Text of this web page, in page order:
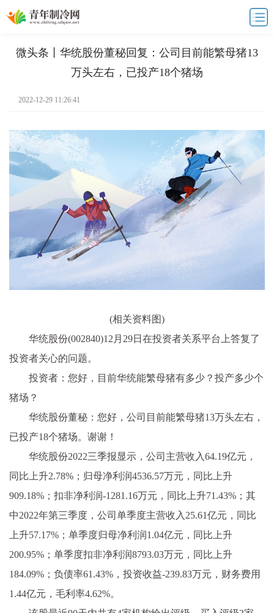
微头条丨华统股份董秘回复：公司目前能繁母猪13
万头左右，已投产18个猪场
2022-12-29 11:26:41
(相关资料图)
华统股份(002840)12月29日在投资者关系平台上答复了
投资者关心的问题。
投资者：您好，目前华统能繁母猪有多少？投产多少个
猪场？
华统股份董秘：您好，公司目前能繁母猪13万头左右，
已投产18个猪场。谢谢！
华统股份2022三季报显示，公司主营收入64.19亿元，
同比上升2.78%；归母净利润4536.57万元，同比上升
909.18%；扣非净利润-1281.16万元，同比上升71.43%；其
中2022年第三季度，公司单季度主营收入25.61亿元，同比
上升57.17%；单季度归母净利润1.04亿元，同比上升
200.95%；单季度扣非净利润8793.03万元，同比上升
184.09%；负债率61.43%，投资收益-239.83万元，财务费用
1.44亿元，毛利率4.62%。